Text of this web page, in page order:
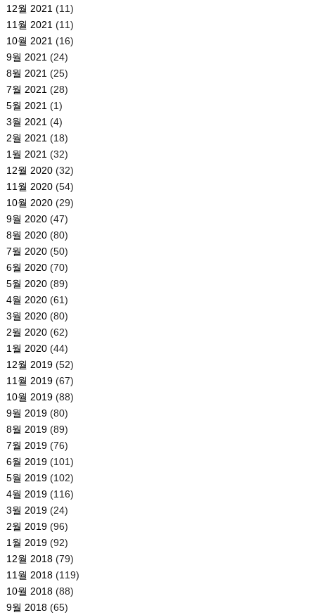
12월 2021 (11)
11월 2021 (11)
10월 2021 (16)
9월 2021 (24)
8월 2021 (25)
7월 2021 (28)
5월 2021 (1)
3월 2021 (4)
2월 2021 (18)
1월 2021 (32)
12월 2020(32)
11월 2020(54)
10월 2020(29)
9월 2020(47)
8월 2020(80)
7월 2020(50)
6월 2020(70)
5월 2020(89)
4월 2020(61)
3월 2020(80)
2월 2020(62)
1월 2020(44)
12월 2019(52)
11월 2019(67)
10월 2019(88)
9월 2019(80)
8월 2019(89)
7월 2019(76)
6월 2019(101)
5월 2019(102)
4월 2019(116)
3월 2019(24)
2월 2019(96)
1월 2019(92)
12월 2018(79)
11월 2018(119)
10월 2018(88)
9월 2018(65)